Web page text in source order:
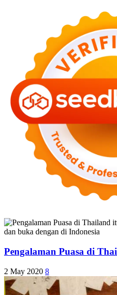
Pengalaman Puasa di
2 May 2020 8